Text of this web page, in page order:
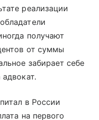
реализации
получают
от суммы
забирает себе
в России
на первого